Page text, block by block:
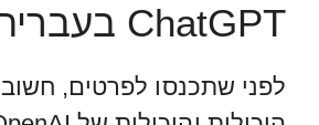
ChatGPT בעברית
לפני שתכנסו לפרטים,